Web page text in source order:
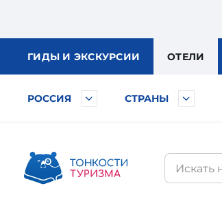
ГИДЫ И ЭКСКУРСИИ ОТЕЛИ
РОССИЯ СТРАНЫ